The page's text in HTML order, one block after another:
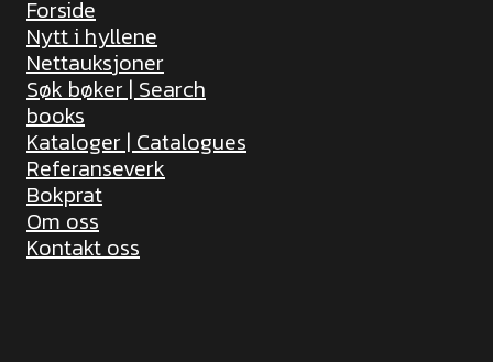
Forside
Nytt i hyllene
Nettauksjoner
Søk bøker | Search
books
Kataloger | Catalogues
Referanseverk
Bokprat
Om oss
Kontakt oss